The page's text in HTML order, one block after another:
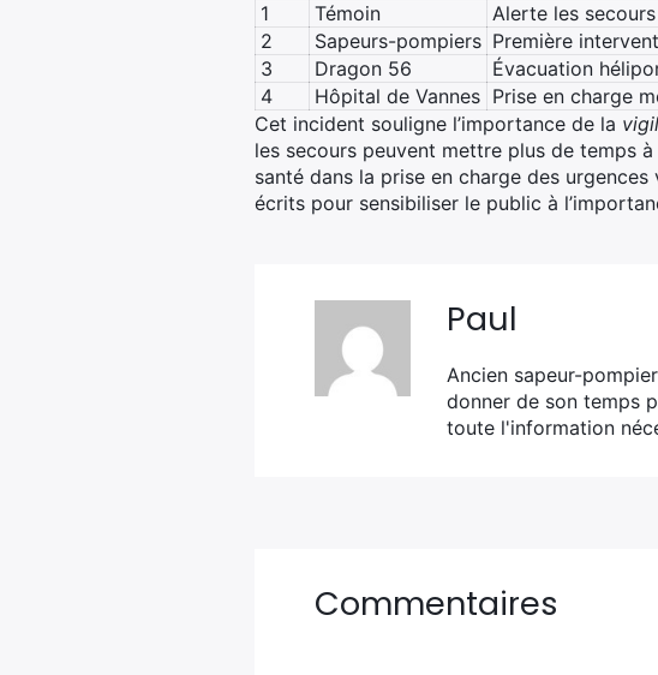
1
Témoin
Alerte les secours
2
Sapeurs-pompiers Première
3
Dragon 56
Évacuation
4
Hôpital de Vannes Prise en charge
Cet incident souligne l’importance de la
les secours peuvent mettre plus de temps
santé dans la prise en charge des
écrits pour sensibiliser le public à
Paul
Ancien sapeur-
donner de son temps
toute l'information
Commentaires